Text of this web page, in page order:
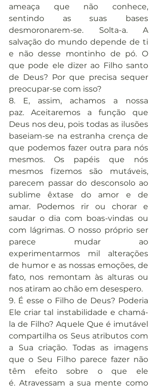
ameaça que não conhece,
sentindo as suas bases
desmoronarem-se. Solta-a. A
salvação do mundo depende de ti
e não desse montinho de pó. O
que pode ele dizer ao Filho santo
de Deus? Por que precisa sequer
preocupar­-se com isso?
8. E, assim, achamos a nossa
paz. Aceitaremos a função que
Deus nos deu, pois todas as ilusões
baseiam-se na estranha crença de
que podemos fazer outra para nós
mesmos. Os papéis que nós
mesmos fizemos são mutáveis,
parecem passar do desconsolo ao
sublime êxtase do amor e de
amar. Podemos rir ou chorar e
saudar o dia com boas-vindas ou
com lágrimas. O nosso próprio ser
parece mudar ao
experimentarmos mil alterações
de humor e as nossas emoções, de
fato, nos remontam às alturas ou
nos atiram ao chão em desespero.
9. É esse o Filho de Deus? Poderia
Ele criar tal instabilidade e chamá-
la de Filho? Aquele Que é imutável
compartilha os Seus atributos com
a Sua criação. Todas as imagens
que o Seu Filho parece fazer não
têm efeito sobre o que ele
é. Atravessam a sua mente como